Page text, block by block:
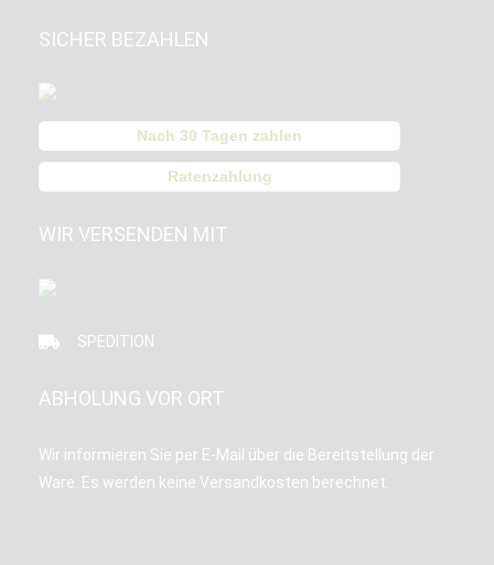
SICHER BEZAHLEN
Nach 30 Tagen zahlen
Ratenzahlung
WIR VERSENDEN MIT
SPEDITION
ABHOLUNG VOR ORT
Wir informieren Sie per E-Mail über die Bereitstellung der
Ware. Es werden keine Versandkosten berechnet.